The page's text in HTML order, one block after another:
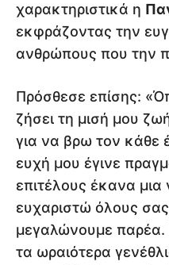
χαρακτηριστικά η
εκφράζοντας την
ανθρώπους που την
Πρόσθεσε επίσης:
ζήσει τη μισή μου
για να βρω τον κάθε
ευχή μου έγινε
επιτέλους έκανα
ευχαριστώ όλους
μεγαλώνουμε
τα ωραιότερα